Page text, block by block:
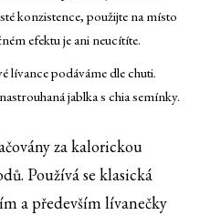
konzistence, použijte na místo
efektu je ani neucítíte.
lívance podáváme dle chuti.
jablka s chia semínky.
za kalorickou
Používá se klasická
a především lívanečky